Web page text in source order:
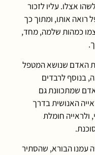
אצלו. עליו לזכור
רואה אותו, ומתוך כך
כמהות שלמה, מחד,
האדם שנושא המטפל
בנוסף לרבדים
שמתכוונת גם
האנושית בדרך
ולראייה חומלת
עמנו הבורא, שהסתיר